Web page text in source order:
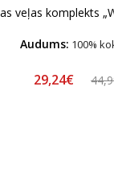
veļas komplekts
Audums: 100%
29,24€